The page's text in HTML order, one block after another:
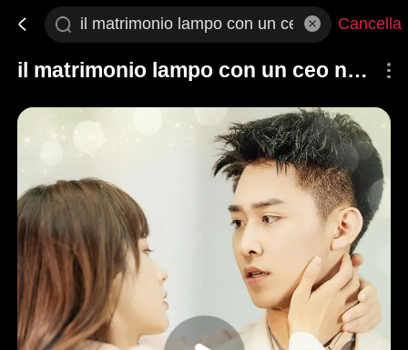
Cancella
il matrimonio lampo con un ceo nascosto